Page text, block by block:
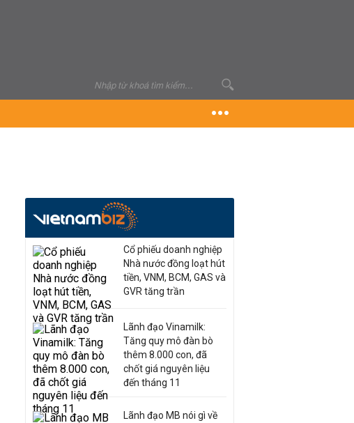
Cổ phiếu doanh nghiệp
Nhà nước đồng loạt hút
tiền, VNM, BCM, GAS và
GVR tăng trần
Lãnh đạo Vinamilk:
Tăng quy mô đàn bò
thêm 8.000 con, đã
chốt giá nguyên liệu
đến tháng 11
Lãnh đạo MB nói gì về